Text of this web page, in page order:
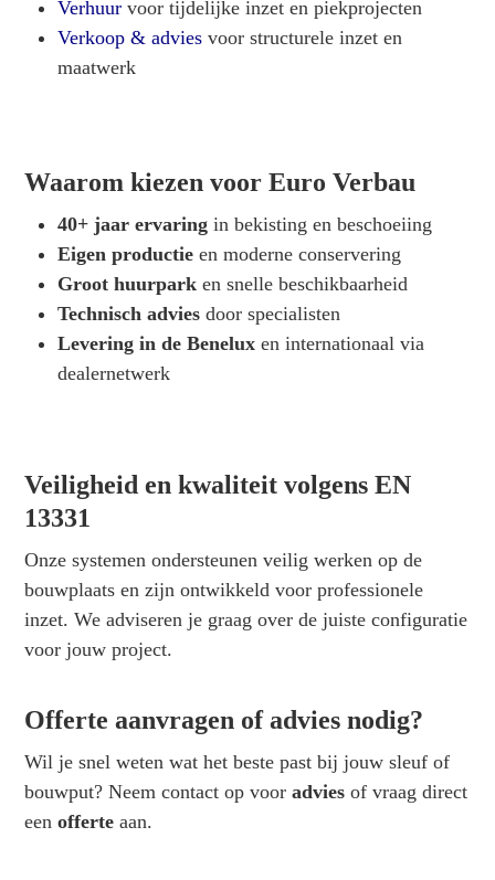
Verhuur voor tijdelijke inzet en piekprojecten
Verkoop & advies voor structurele inzet en
maatwerk
Waarom kiezen voor Euro Verbau
40+ jaar ervaring in bekisting en beschoeiing
Eigen productie en moderne conservering
Groot huurpark en snelle beschikbaarheid
Technisch advies door specialisten
Levering in de Benelux en internationaal via
dealernetwerk
Veiligheid en kwaliteit volgens EN
13331
Onze systemen ondersteunen veilig werken op de
bouwplaats en zijn ontwikkeld voor professionele
inzet. We adviseren je graag over de juiste configuratie
voor jouw project.
Offerte aanvragen of advies nodig?
Wil je snel weten wat het beste past bij jouw sleuf of
bouwput? Neem contact op vooradvies of vraag direct
eenofferte aan.